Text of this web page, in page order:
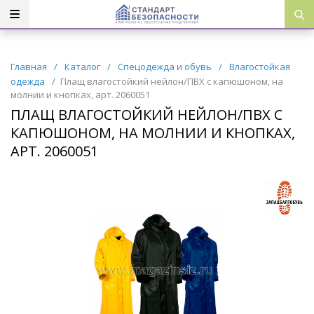
Главная / Каталог / Спецодежда и обувь / Влагостойкая
одежда
/ Плащ влагостойкий нейлон/ПВХ с капюшоном, на
молнии и кнопках, арт. 2060051
ПЛАЩ ВЛАГОСТОЙКИЙ НЕЙЛОН/ПВХ С
КАПЮШОНОМ, НА МОЛНИИ И КНОПКАХ,
АРТ. 2060051